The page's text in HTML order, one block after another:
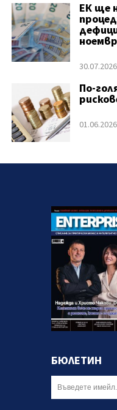
ЕК ще
30.07.2026
По-
01.06.2026
БЮЛЕТИН